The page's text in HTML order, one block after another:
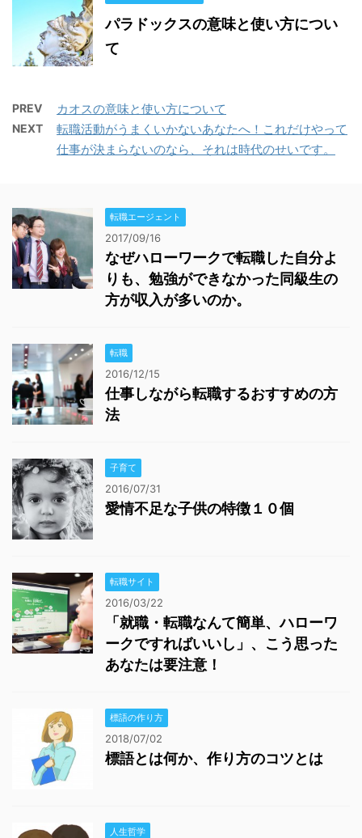
パラドックスの意味と使い方につい
て
PREV カオスの意味と使い方について
NEXT
転職活動がうまくいかないあなたへ！これだけやって
仕事が決まらないのなら、それは時代のせいです。
転職エージェント
2017/09/16
なぜハローワークで転職した自分よ
りも、勉強ができなかった同級生の
方が収入が多いのか。
転職
2016/12/15
仕事しながら転職するおすすめの方
法
子育て
2016/07/31
愛情不足な子供の特徴１０個
転職サイト
2016/03/22
「就職・転職なんて簡単、ハローワ
ークですればいいし」、こう思った
あなたは要注意！
標語の作り方
2018/07/02
標語とは何か、作り方のコツとは
人生哲学